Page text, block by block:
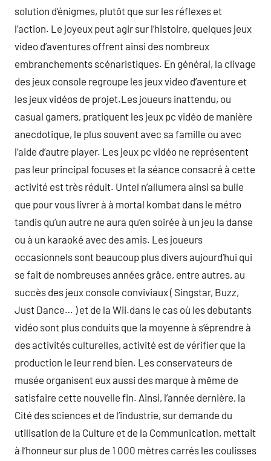
solution d’énigmes, plutôt que sur les réflexes et
l’action. Le joyeux peut agir sur l’histoire, quelques jeux
video d’aventures offrent ainsi des nombreux
embranchements scénaristiques. En général, la clivage
des jeux console regroupe les jeux video d’aventure et
les jeux vidéos de projet.Les joueurs inattendu, ou
casual gamers, pratiquent les jeux pc vidéo de manière
anecdotique, le plus souvent avec sa famille ou avec
l’aide d’autre player. Les jeux pc vidéo ne représentent
pas leur principal focuses et la séance consacré à cette
activité est très réduit. Untel n’allumera ainsi sa bulle
que pour vous livrer à à mortal kombat dans le métro
tandis qu’un autre ne aura qu’en soirée à un jeu la danse
ou à un karaoké avec des amis. Les joueurs
occasionnels sont beaucoup plus divers aujourd’hui qui
se fait de nombreuses années grâce, entre autres, au
succès des jeux console conviviaux ( Singstar, Buzz,
Just Dance… ) et de la Wii.dans le cas où les debutants
vidéo sont plus conduits que la moyenne à s’éprendre à
des activités culturelles, activité est de vérifier que la
production le leur rend bien. Les conservateurs de
musée organisent eux aussi des marque à même de
satisfaire cette nouvelle fin. Ainsi, l’année dernière, la
Cité des sciences et de l’industrie, sur demande du
utilisation de la Culture et de la Communication, mettait
à l’honneur sur plus de 1 000 mètres carrés les coulisses